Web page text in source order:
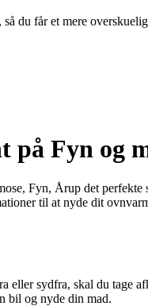
du får et mere
på Fyn og
Fyn, Årup det
til at nyde dit
sydfra, skal du tage
bil og nyde din mad.